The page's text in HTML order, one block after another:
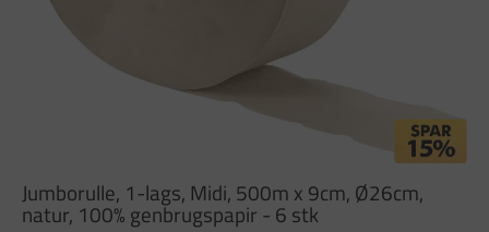
Jumborulle, 1-lags, Midi, 500m x 9cm, Ø26cm,
natur, 100% genbrugspapir - 6 stk